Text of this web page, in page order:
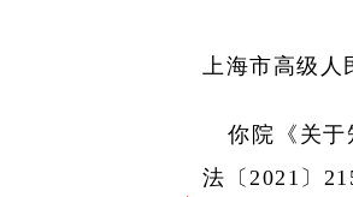
上海市高级人
你院《关于
法〔2021〕